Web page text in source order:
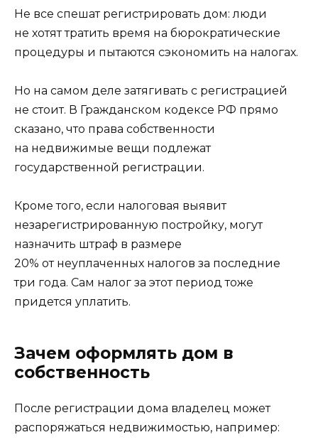
Не все спешат регистрировать дом: люди
не хотят тратить время на бюрократические
процедуры и пытаются сэкономить на налогах.
Но на самом деле затягивать с регистрацией
не стоит. В Гражданском кодексе РФ прямо
сказано, что права собственности
на недвижимые вещи подлежат
государственной регистрации.
Кроме того, если налоговая выявит
незарегистрированную постройку, могут
назначить штраф в размере
20% от неуплаченных налогов за последние
три года. Сам налог за этот период тоже
придется уплатить.
Зачем оформлять дом в
собственность
После регистрации дома владелец может
распоряжаться недвижимостью, например: